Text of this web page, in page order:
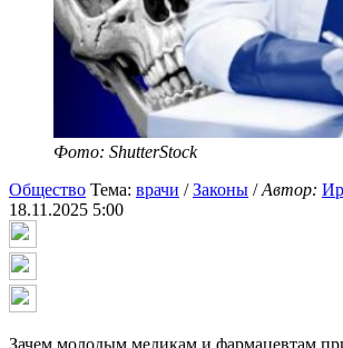
Фото: ShutterStock
Общество Тема: врачи /Законы /Автор:
18.11.2025 5:00
Зачем молодым медикам и фармацевтам